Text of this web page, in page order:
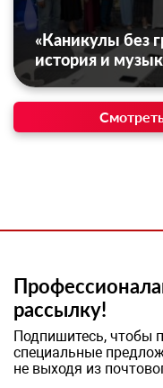
«Каникулы без
история и
рассылку!
Подпишитесь, чтобы
специальные
не выходя из